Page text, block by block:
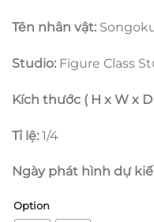
Tên nhân vật:
Studio: Figure Class
Kích thước ( H x W x D
Tỉ lệ: 1/4
Ngày phát hình dự
Option